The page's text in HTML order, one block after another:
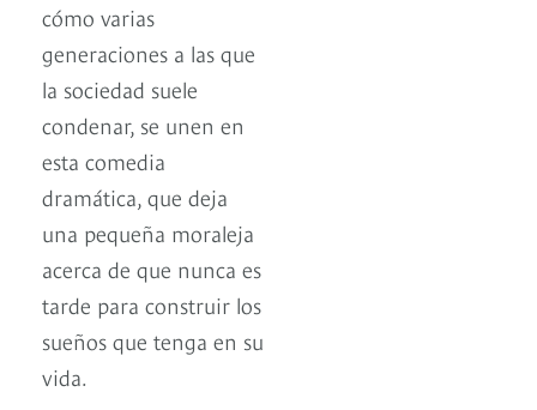
cómo varias
generaciones a las que
la sociedad suele
condenar, se unen en
esta comedia
dramática, que deja
una pequeña moraleja
acerca de que nunca es
tarde para construir los
sueños que tenga en su
vida.